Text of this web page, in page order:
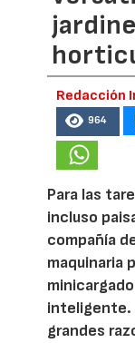
Redacción
964
Para las
incluso
compañía
maquinaria
inteligente.
grandes